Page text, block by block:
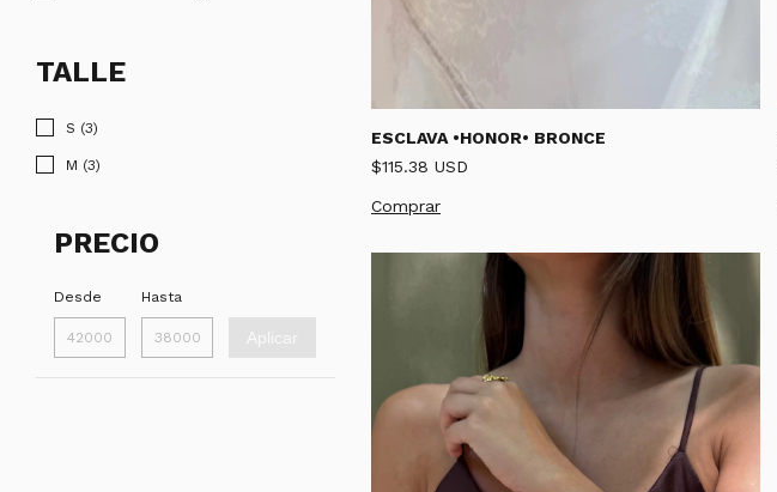
TALLE
S (3)
M (3)
PRECIO
Desde Hasta
Aplicar
ESCLAVA •HONOR• BRONCE
$115.38 USD
Comprar